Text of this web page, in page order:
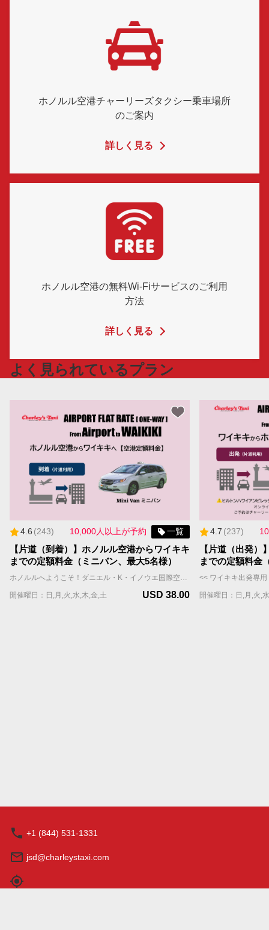
ホノルル空港チャーリーズタクシー乗車場所
のご案内
詳しく見る
ホノルル空港の無料Wi-Fiサービスのご利用
方法
詳しく見る
よく見られているプラン
4.6 (243) 10,000人以上が予約 一覧
【片道（到着）】ホノルル空港からワイキキ
までの定額料金（ミニバン、最大5名様）
ホノルルへようこそ！ダニエル・K・イノウエ国際空港（ホノルル空港・HNL）からワイキキのホテルや宿泊施設まで、チャーリーズタクシーの【空港定額料金】送迎サービスをご利用ください。 当社の広々としたミニバンは最大5名様まで乗車可能（スーツケースと手荷物はおひとり様1個まで）、快適な移動ができます。 また、定額料金は渋滞などの交通状況に関係なく、定額料金が適用されるため、追加チャージの心配もありません。 **** 重要 **** ・【空港定額料金】はWill Call(ウィルコール）方式です。ホノルル空港到着後、国際線FIT出口を出た後、ポータルサイトまたはお電話にてタクシーの配車をご依頼いただきます。チャーリーズタクシーは、お客様の配車依頼を受信後、速やかにタクシーを向かわせますが、混雑時などはお待ちいただく場合もございます。予めご了承の上でお申し込みください。 ・【空港定額料金】をご利用のお客様へのご案内 https://jp.charleystaxi.com/article/airportportal_jp ・少しでも早く空港からご移動されたいお客様は【プライオリティ予約】や【VIPフルサービスパッケージ】のご利用をおすすめします。 ・【定額料金】にチップ(18%)・予約手数料(9%)は含まれておらず、決済画面で加算されます。 ・需要が高いため、航空便と宿泊先が決まり次第、お早めにご予約ください。往復のご予約をお勧めします。 ご予約に関するご質問はお気軽にお問い合わせください。 jsd@charleystaxi.com
開催曜日：日,月,火,水,木,金,土 USD 38.00
4.7 (237)
【片道（出発）
までの定額料金
開催曜日：日,月,火,
+1 (844) 531-1331
jsd@charleystaxi.com